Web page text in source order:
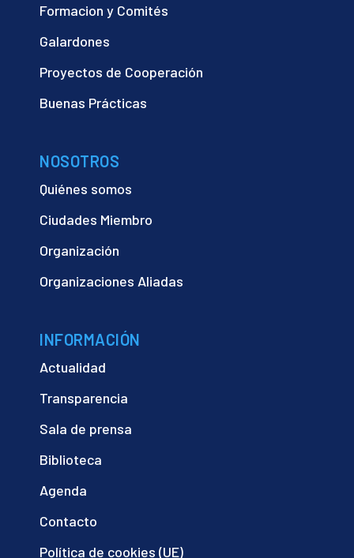
Formacion y Comités
Galardones
Proyectos de Cooperación
Buenas Prácticas
NOSOTROS
Quiénes somos
Ciudades Miembro
Organización
Organizaciones Aliadas
INFORMACIÓN
Actualidad
Transparencia
Sala de prensa
Biblioteca
Agenda
Contacto
Política de cookies (UE)